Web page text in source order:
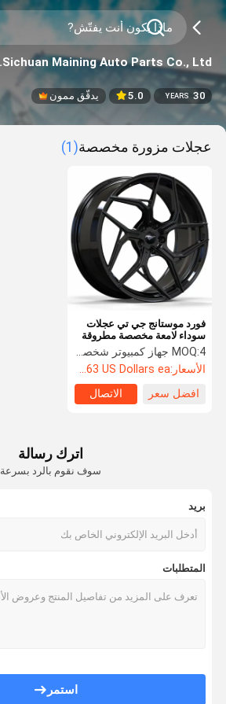
Sichuan Maining Auto Parts Co., Ltd.
30
YEARS
5.0 يدقّق ممون
عجلات مزورة مخصصة(1)
فورد موستانج جي تي عجلات
سوداء لامعة مخصصة مطروقة
MOQ:4 جهاز كمبيوتر شخصى
الأسعار:Starting at $463 US Dollars ea
افضل سعر
الاتصال
اترك رسالة
سوف نقوم بالرد بسرعة
بريد
المتطلبات
استمر